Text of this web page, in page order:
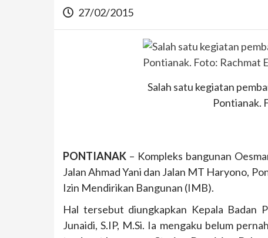
27/02/2015
Salah satu kegiatan
Pontianak.
PONTIANAK – Kompleks bangunan
Jalan Ahmad Yani dan Jalan MT Haryono,
Izin Mendirikan Bangunan (IMB).
Hal tersebut diungkapkan Kepala Badan
Junaidi, S.IP, M.Si. Ia mengaku belum